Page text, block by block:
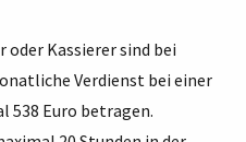
oder Kassierer sind bei
Verdienst bei einer
538 Euro betragen.